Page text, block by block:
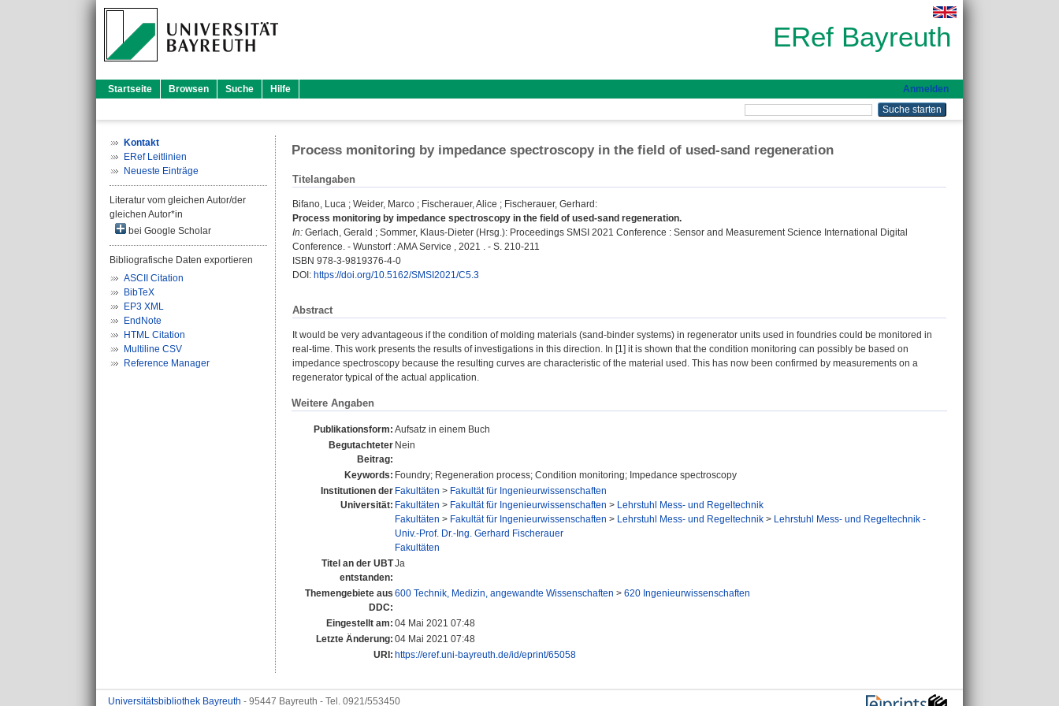
ERef Bayreuth
Startseite Browsen Suche Hilfe Anmelden
Kontakt
ERef Leitlinien
Neueste Einträge
Literatur vom gleichen Autor/der
gleichen Autor*in
bei Google Scholar
Bibliografische Daten exportieren
ASCII Citation
BibTeX
EP3 XML
EndNote
HTML Citation
Multiline CSV
Reference Manager
Process monitoring by impedance spectroscopy in the field of used-sand regeneration
Titelangaben
Bifano, Luca ; Weider, Marco ; Fischerauer, Alice ; Fischerauer, Gerhard :
Process monitoring by impedance spectroscopy in the field of used-sand regeneration.
In: Gerlach, Gerald ; Sommer, Klaus-Dieter (Hrsg.): Proceedings SMSI 2021 Conference : Sensor and Measurement Science International Digital
Conference. - Wunstorf : AMA Service , 2021 . - S. 210-211
ISBN 978-3-9819376-4-0
DOI: https://doi.org/10.5162/SMSI2021/C5.3
Abstract
It would be very advantageous if the condition of molding materials (sand-binder systems) in regenerator units used in foundries could be monitored in
real-time. This work presents the results of investigations in this direction. In [1] it is shown that the condition monitoring can possibly be based on
impedance spectroscopy because the resulting curves are characteristic of the material used. This has now been confirmed by measurements on a
regenerator typical of the actual application.
Weitere Angaben
Publikationsform: Aufsatz in einem Buch
Begutachteter
Beitrag:
Nein
Keywords: Foundry; Regeneration process; Condition monitoring; Impedance spectroscopy
Institutionen der
Universität:
Fakultäten > Fakultät für Ingenieurwissenschaften
Fakultäten > Fakultät für Ingenieurwissenschaften > Lehrstuhl Mess- und Regeltechnik
Fakultäten > Fakultät für Ingenieurwissenschaften > Lehrstuhl Mess- und Regeltechnik > Lehrstuhl Mess- und Regeltechnik -
Univ.-Prof. Dr.-Ing. Gerhard Fischerauer
Fakultäten
Titel an der UBT
entstanden:
Ja
Themengebiete aus
DDC:
600 Technik, Medizin, angewandte Wissenschaften > 620 Ingenieurwissenschaften
Eingestellt am: 04 Mai 2021 07:48
Letzte Änderung: 04 Mai 2021 07:48
URI: https://eref.uni-bayreuth.de/id/eprint/65058
Universitätsbibliothek Bayreuth - 95447 Bayreuth - Tel. 0921/553450